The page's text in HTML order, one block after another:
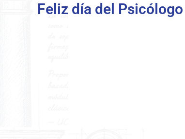
Feliz día del Psicólogo